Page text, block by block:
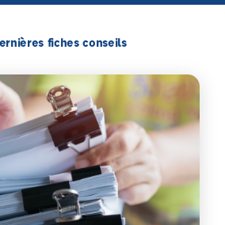
fiches conseils